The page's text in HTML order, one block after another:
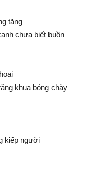
tăng
chưa biết buồn
khua bóng chày
kiếp người